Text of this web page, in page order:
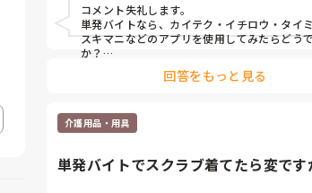
コメント失礼します。
単発バイトなら、カイテク・イチロウ・タイ
スキマニなどのアプリを使用してみたらどう
か？
自分も単発バイトで介護の他に倉庫の仕事を
たが、新鮮さがあって楽しかったですよ。
回答をもっと見る
介護用品・用具
単発バイトでスクラブ着てたら変です